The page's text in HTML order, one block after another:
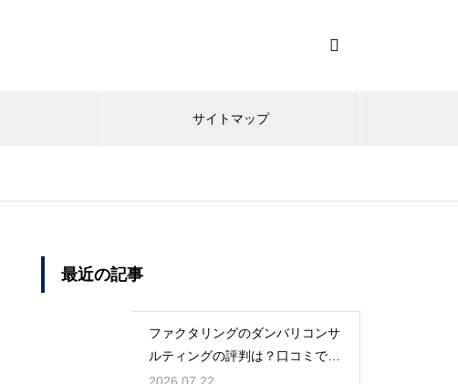
サイトマップ
最近の記事
ファクタリングのダンバリコンサ
ルティングの評判は？口コミで実
態を解説
2026.07.22